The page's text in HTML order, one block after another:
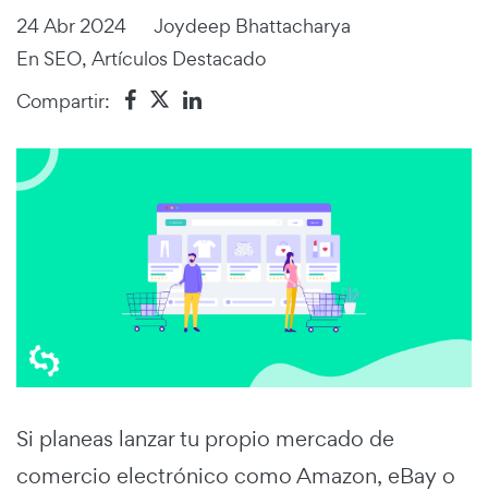
24 Abr 2024
Joydeep Bhattacharya
En SEO, Artículos Destacado
Compartir:
Si planeas lanzar tu propio mercado de
comercio electrónico como Amazon, eBay o